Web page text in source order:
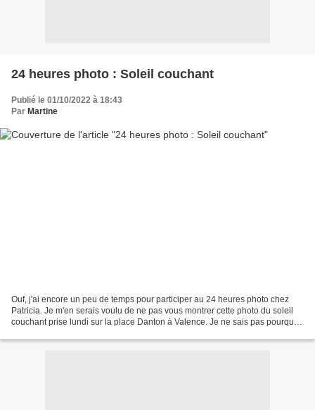
24 heures photo : Soleil couchant
Publié le 01/10/2022 à 18:43
Par Martine
Ouf, j'ai encore un peu de temps pour participer au 24 heures photo chez
Patricia. Je m'en serais voulu de ne pas vous montrer cette photo du soleil
couchant prise lundi sur la place Danton à Valence. Je ne sais pas pourquoi